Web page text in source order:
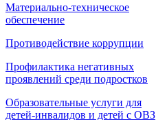
Материально-техническое
обеспечение
Противодействие коррупции
Профилактика негативных
проявлений среди подростков
Образовательные услуги для
детей-инвалидов и детей с ОВЗ